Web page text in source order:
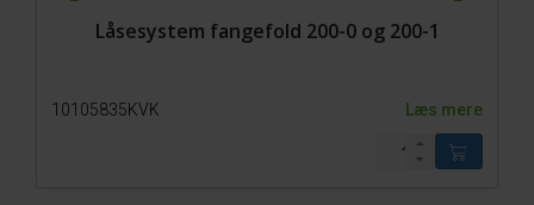
Låsesystem fangefold 200-0 og 200-1
10105835KVK Læs mere